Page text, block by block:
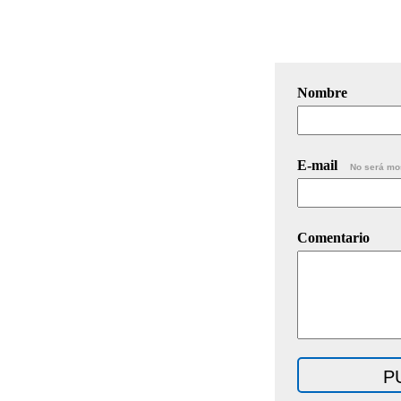
Nombre
E-mail No será
Comentario